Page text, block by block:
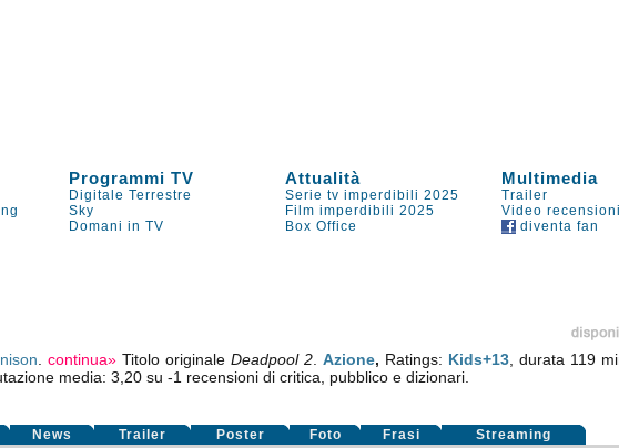
Programmi TV Attualità Multimedia
Digitale Terrestre Serie tv imperdibili 2025 Trailer
Sky Film imperdibili 2025 Video recensioni
Domani in TV Box Office diventa fan
.continua» Titolo originaleDeadpool 2 .Azione, Ratings: Kids+13 , durata 119
media: 3,20 su -1 recensioni di critica, pubblico e dizionari.
News Trailer Poster Foto Frasi Streaming